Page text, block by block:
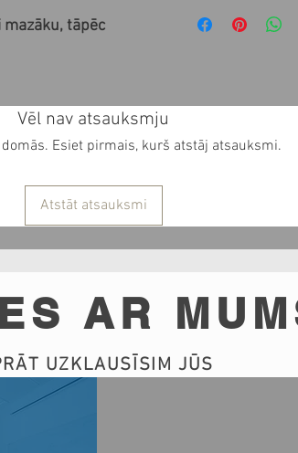
tāpēc
Vēl nav atsauksmju
Esiet pirmais, kurš atstāj atsauksmi.
Atstāt atsauksmi
AR
UZKLAUSĪSIM JŪS